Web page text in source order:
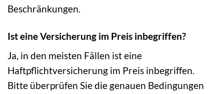
Beschränkungen.
Ist eine Versicherung im Preis inbegriffen?
Ja, in den meisten Fällen ist eine
Haftpflichtversicherung im Preis inbegriffen.
Bitte überprüfen Sie die genauen Bedingungen